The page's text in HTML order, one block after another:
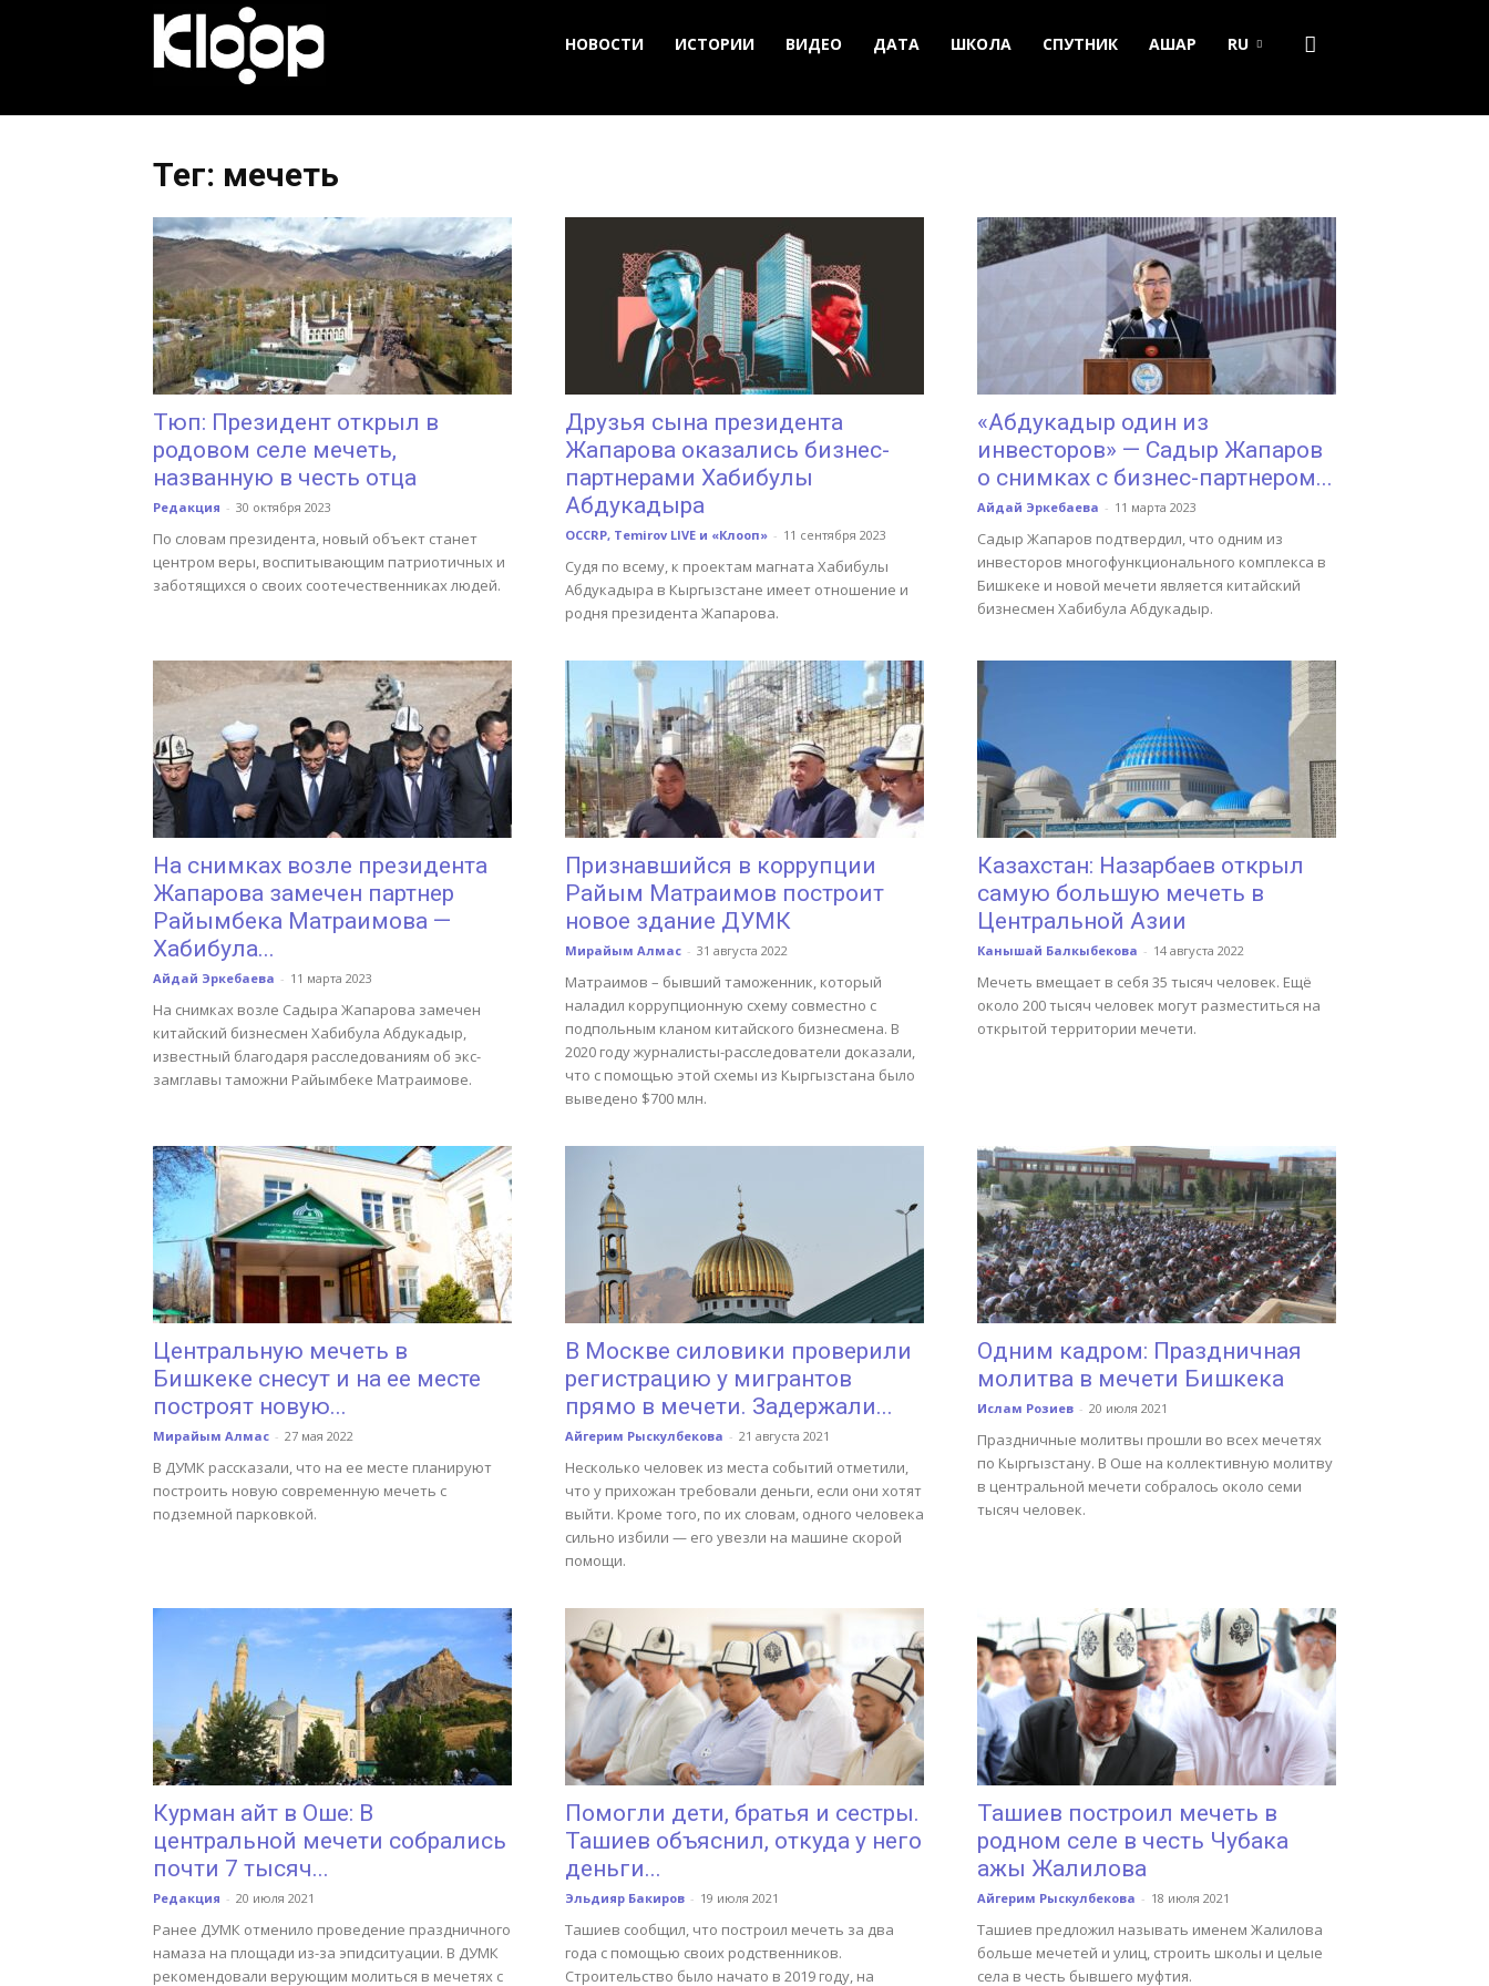
Новости
Кыргызстана
НОВОСТИ ИСТОРИИ ВИДЕО ДАТА ШКОЛА СПУТНИК АШАР RU
Тег: мечеть
Тюп: Президент открыл в
родовом селе мечеть,
названную в честь отца
Редакция - 30 октября 2023
По словам президента, новый объект станет
центром веры, воспитывающим патриотичных и
заботящихся о своих соотечественниках людей.
Друзья сына президента
Жапарова оказались бизнес-
партнерами Хабибулы
Абдукадыра
OCCRP, Temirov LIVE и «Клооп» - 11 сентября 2023
Судя по всему, к проектам магната Хабибулы
Абдукадыра в Кыргызстане имеет отношение и
родня президента Жапарова.
«Абдукадыр один из
инвесторов» — Садыр Жапаров
о снимках с бизнес-партнером...
Айдай Эркебаева - 11 марта 2023
Садыр Жапаров подтвердил, что одним из
инвесторов многофункционального комплекса в
Бишкеке и новой мечети является китайский
бизнесмен Хабибула Абдукадыр.
На снимках возле президента
Жапарова замечен партнер
Райымбека Матраимова —
Хабибула...
Айдай Эркебаева - 11 марта 2023
На снимках возле Садыра Жапарова замечен
китайский бизнесмен Хабибула Абдукадыр,
известный благодаря расследованиям об экс-
замглавы таможни Райымбеке Матраимове.
Признавшийся в коррупции
Райым Матраимов построит
новое здание ДУМК
Мирайым Алмас - 31 августа 2022
Матраимов – бывший таможенник, который
наладил коррупционную схему совместно с
подпольным кланом китайского бизнесмена. В
2020 году журналисты-расследователи доказали,
что с помощью этой схемы из Кыргызстана было
выведено $700 млн.
Казахстан: Назарбаев открыл
самую большую мечеть в
Центральной Азии
Канышай Балкыбекова - 14 августа 2022
Мечеть вмещает в себя 35 тысяч человек. Ещё
около 200 тысяч человек могут разместиться на
открытой территории мечети.
Центральную мечеть в
Бишкеке снесут и на ее месте
построят новую...
Мирайым Алмас - 27 мая 2022
В ДУМК рассказали, что на ее месте планируют
построить новую современную мечеть с
подземной парковкой.
В Москве силовики проверили
регистрацию у мигрантов
прямо в мечети. Задержали...
Айгерим Рыскулбекова - 21 августа 2021
Несколько человек из места событий отметили,
что у прихожан требовали деньги, если они хотят
выйти. Кроме того, по их словам, одного человека
сильно избили — его увезли на машине скорой
помощи.
Одним кадром: Праздничная
молитва в мечети Бишкека
Ислам Розиев - 20 июля 2021
Праздничные молитвы прошли во всех мечетях
по Кыргызстану. В Оше на коллективную молитву
в центральной мечети собралось около семи
тысяч человек.
Курман айт в Оше: В
центральной мечети собрались
почти 7 тысяч...
Редакция - 20 июля 2021
Ранее ДУМК отменило проведение праздничного
намаза на площади из-за эпидситуации. В ДУМК
рекомендовали верующим молиться в мечетях с
Помогли дети, братья и сестры.
Ташиев объяснил, откуда у него
деньги...
Эльдияр Бакиров - 19 июля 2021
Ташиев сообщил, что построил мечеть за два
года с помощью своих родственников.
Строительство было начато в 2019 году, на
Ташиев построил мечеть в
родном селе в честь Чубака
ажы Жалилова
Айгерим Рыскулбекова - 18 июля 2021
Ташиев предложил называть именем Жалилова
больше мечетей и улиц, строить школы и целые
села в честь бывшего муфтия.